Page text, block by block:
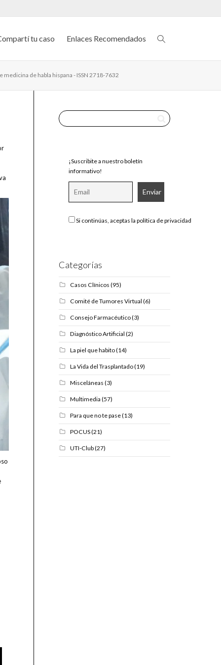
tu caso Enlaces Recomendados
de habla hispana - ISSN 2718-7632
¡Suscribite a nuestro boletín
informativo!
Si continúas, aceptas la política de privacidad
Categorías
Casos Clínicos (95)
Comité de Tumores Virtual (6)
Consejo Farmacéutico(3)
Diagnóstico Artificial (2)
La piel que habito(14)
La Vida del Trasplantado(19)
Misceláneas (3)
Multimedia (57)
Para que no te pase(13)
POCUS(21)
UTI-Club(27)